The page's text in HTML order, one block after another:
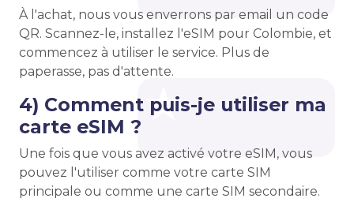
À l'achat, nous vous enverrons par email un code
QR. Scannez-le, installez l'eSIM pour Colombie, et
commencez à utiliser le service. Plus de
paperasse, pas d'attente.
4) Comment puis-je utiliser ma
carte eSIM ?
Une fois que vous avez activé votre eSIM, vous
pouvez l'utiliser comme votre carte SIM
principale ou comme une carte SIM secondaire.